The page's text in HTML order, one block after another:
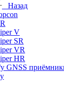
Назад
V
SR
VR
HR
GNSS